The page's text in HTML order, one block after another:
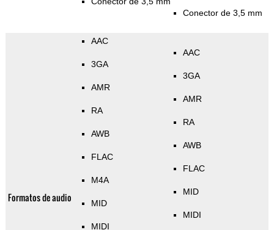
Conector de 3,5 mm
Formatos de audio
AAC
3GA
AMR
RA
AWB
FLAC
M4A
MID
MIDI
AAC
3GA
AMR
RA
AWB
FLAC
MID
MIDI